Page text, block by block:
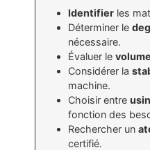
Identifier les
Déterminer le
nécessaire.
Évaluer le
Considérer la
machine.
Choisir entre
fonction des
Rechercher un
certifié.